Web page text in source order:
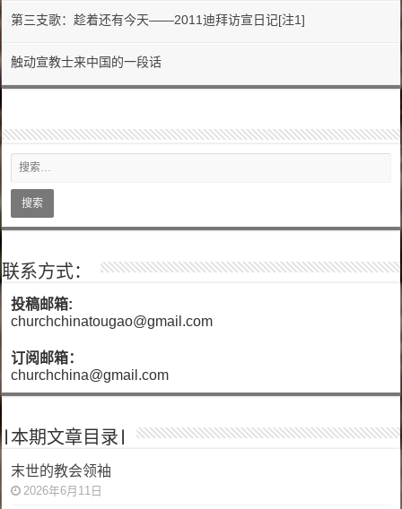
第三支歌：趁着还有今天——2011迪拜访宣日记[注1]
触动宣教士来中国的一段话
联系方式：
投稿邮箱:
churchchinatougao@gmail.com
订阅邮箱：
churchchina@gmail.com
|本期文章目录|
末世的教会领袖
2026年6月11日